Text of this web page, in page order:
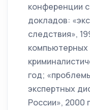
конференции
докладов:
следствия»,
компьютерных
год;
экспертных
России», 2000